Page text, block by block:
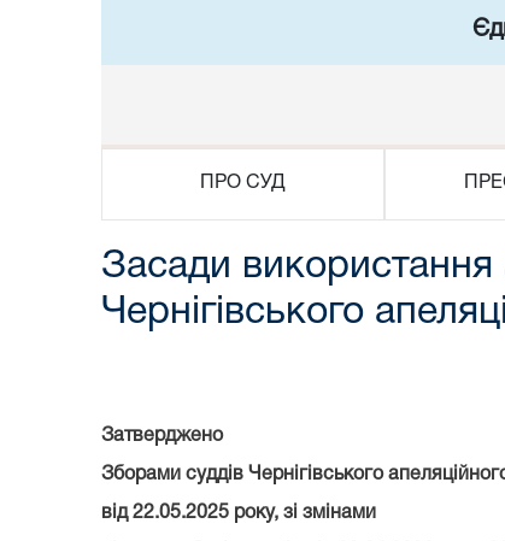
ПРО СУД
Засади використання
Чернігівського
Затверджено
Зборами суддів Чернігівського
від 22.05.2025 року, зі змінами